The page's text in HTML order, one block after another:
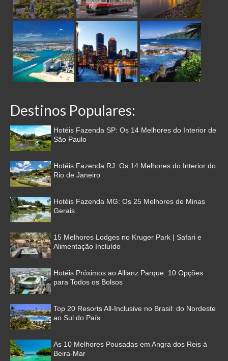
Destinos Populares:
Hotéis Fazenda SP: Os 14 Melhores do Interior de
São Paulo
Hotéis Fazenda RJ: Os 14 Melhores do Interior do
Rio de Janeiro
Hotéis Fazenda MG: Os 25 Melhores de Minas
Gerais
15 Melhores Lodges no Kruger Park | Safari e
Alimentação Incluído
Hotéis Próximos ao Allianz Parque: 10 Opções
para Todos os Bolsos
Top 20 Resorts All-Inclusive no Brasil: do Nordeste
ao Sul do País
As 10 Melhores Pousadas em Angra dos Reis à
Beira-Mar